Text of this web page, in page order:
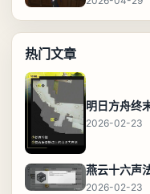
热门文章
2026-02-23
燕云十六声
2026-02-23